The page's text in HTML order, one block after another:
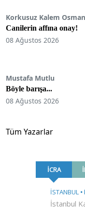
Korkusuz Kalem
Canilerin affına onay!
08 Ağustos 2026
Mustafa Mutlu
Böyle barışa...
08 Ağustos 2026
Tüm Yazarlar